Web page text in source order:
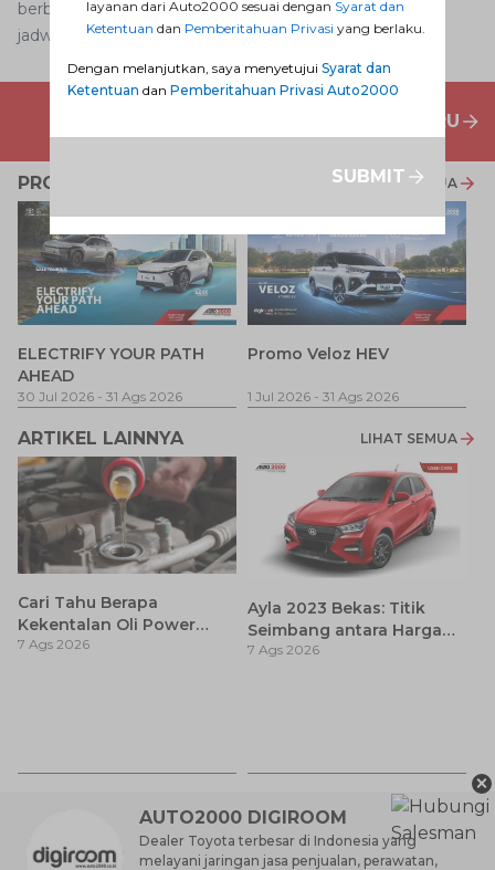
berbagai jenislayanan purna jualAuto2000. Anda bisa
jadwalkan kunjungan di sini.
PENAWARAN MOBIL BARU
PROMO TERKAIT LIHAT SEMUA
ELECTRIFY YOUR PATH
AHEAD
30 Jul 2026 - 31 Ags 2026
Promo Veloz HEV
1 Jul 2026 - 31 Ags 2026
ARTIKEL LAINNYA LIHAT SEMUA
Cari Tahu Berapa
Kekentalan Oli Power
Steering dan Tips
7 Ags 2026
Ayla 2023 Bekas: Titik
Seimbang antara Harga
dan Pembaruan Teknologi
7 Ags 2026
AUTO2000 DIGIROOM
Dealer Toyota terbesar di Indonesia yang
melayani jaringan jasa penjualan, perawatan,
×
layanan dari Auto2000 sesuai dengan Syarat dan
Ketentuan dan Pemberitahuan Privasi yang berlaku.
Dengan melanjutkan, saya menyetujui Syarat dan
Ketentuan dan Pemberitahuan Privasi Auto2000
SUBMIT